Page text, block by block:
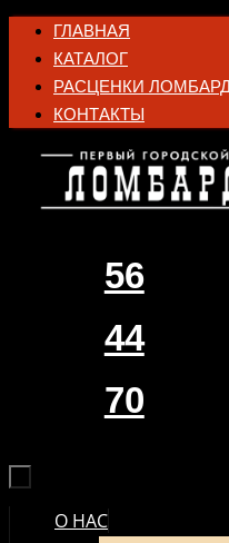
Перейти
содержимому
ГЛАВНАЯ
КАТАЛОГ
РАСЦЕНКИ
КОНТАКТЫ
56
44
70
ПЕРЕЙТИ
О НАС